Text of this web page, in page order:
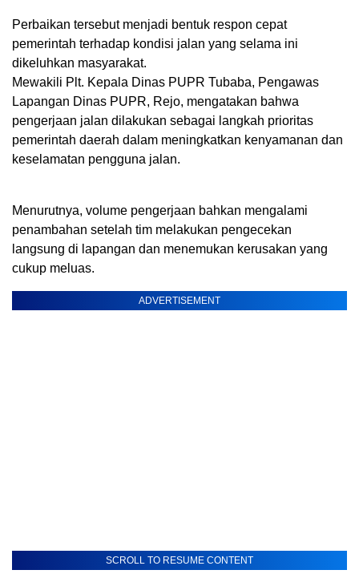
Perbaikan tersebut menjadi bentuk respon cepat
pemerintah terhadap kondisi jalan yang selama ini
dikeluhkan masyarakat.
Mewakili Plt. Kepala Dinas PUPR Tubaba, Pengawas
Lapangan Dinas PUPR, Rejo, mengatakan bahwa
pengerjaan jalan dilakukan sebagai langkah prioritas
pemerintah daerah dalam meningkatkan kenyamanan dan
keselamatan pengguna jalan.
Menurutnya, volume pengerjaan bahkan mengalami
penambahan setelah tim melakukan pengecekan
langsung di lapangan dan menemukan kerusakan yang
cukup meluas.
ADVERTISEMENT
SCROLL TO RESUME CONTENT